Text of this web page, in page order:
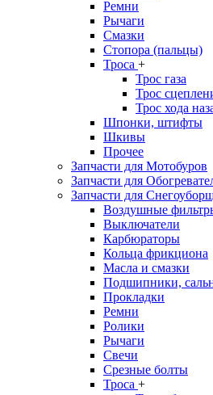
Ремни
Рычаги
Смазки
Стопора (пальцы)
Троса +
Трос газа
Трос
Трос хода
Шпонки, штифты
Шкивы
Прочее
Запчасти для Мотобуров
Запчасти для
Запчасти для
Воздушные
Выключатели
Карбюраторы
Кольца фрикциона
Масла и смазки
Подшипники,
Прокладки
Ремни
Ролики
Рычаги
Свечи
Срезные болты
Троса +